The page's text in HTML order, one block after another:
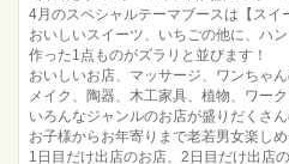
4月のスペシャルテーマブースは【スイ
おいしいスイーツ、いちごの他に、ハ
作った1点ものがズラリと並びます！
おいしいお店、マッサージ、ワンちゃ
メイク、陶器、木工家具、植物、ワー
いろんなジャンルのお店が盛りだくさん
お子様からお年寄りまで老若男女楽し
1日目だけ出店のお店、2日目だけ出店